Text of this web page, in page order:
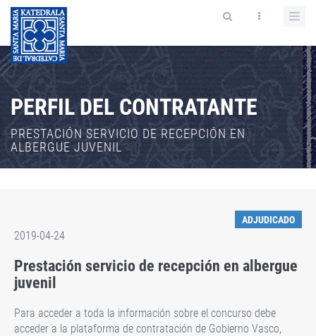
PERFIL DEL CONTRATANTE
PRESTACIÓN SERVICIO DE RECEPCIÓN EN
ALBERGUE JUVENIL
ADJUDICADO
2019-04-24
Prestación servicio de recepción en albergue
juvenil
Para acceder a toda la información sobre el concurso debe
acceder a la plataforma de contratación de Gobierno Vasco,